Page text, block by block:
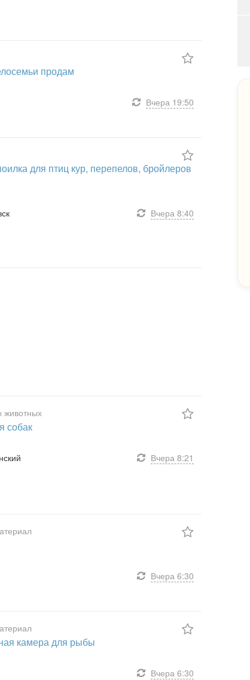
продам
Вчера 19:50
для птиц кур, перепелов, бройлеров
Вчера 8:40
животных
собак
Вчера 8:21
Вчера 6:30
камера для рыбы
Вчера 6:30